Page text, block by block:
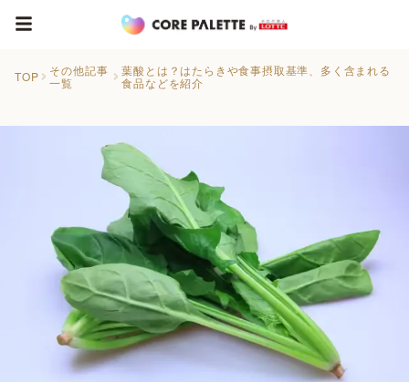
TOP
その他記事
一覧
葉酸とは？はたらきや食事摂取基準、多く含まれる
食品などを紹介